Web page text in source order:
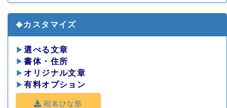
◆カスタマイズ
▶選べる文章
▶書体・住所
▶オリジナル文章
▶有料オプション
宛名ひな形